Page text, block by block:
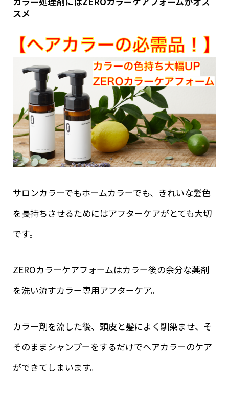
スメ
サロンカラーでもホームカラーでも、きれいな髪色
を長持ちさせるためにはアフターケアがとても大切
です。
ZEROカラーケアフォームはカラー後の余分な薬剤
を洗い流すカラー専用アフターケア。
カラー剤を流した後、頭皮と髪によく馴染ませ、そ
そのままシャンプーをするだけでヘアカラーのケア
ができてしまいます。